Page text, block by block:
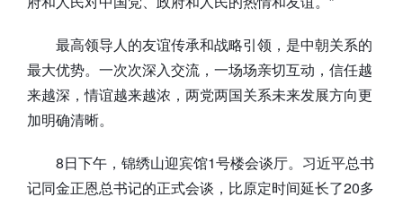
最高领导人的友谊传承和战略引领，是中朝关系的
最大优势。一次次深入交流，一场场亲切互动，信任越
来越深，情谊越来越浓，两党两国关系未来发展方向更
加明确清晰。
8日下午，锦绣山迎宾馆1号楼会谈厅。习近平总书
记同金正恩总书记的正式会谈，比原定时间延长了20多